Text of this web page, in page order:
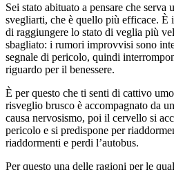
Sei stato abituato a pensare che serva
svegliarti, che è quello più efficace. È
di raggiungere lo stato di veglia più
sbagliato: i rumori improvvisi sono
segnale di pericolo, quindi
riguardo per il benessere.
È per questo che ti senti di cattivo
risveglio brusco è accompagnato da
causa nervosismo, poi il cervello si
pericolo e si predispone per
riaddormenti e perdi l’autobus.
Per questo una delle ragioni per le